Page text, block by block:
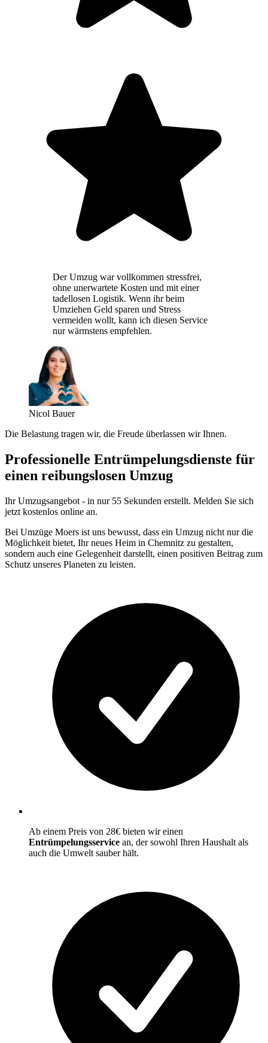
Der Umzug war vollkommen stressfrei,
ohne unerwartete Kosten und mit einer
tadellosen Logistik. Wenn ihr beim
Umziehen Geld sparen und Stress
vermeiden wollt, kann ich diesen Service
nur wärmstens empfehlen.
Nicol Bauer
Die Belastung tragen wir, die Freude überlassen wir Ihnen.
Professionelle Entrümpelungsdienste für
einen reibungslosen Umzug
Ihr Umzugsangebot - in nur 55 Sekunden erstellt. Melden Sie sich
jetzt kostenlos online an.
Bei Umzüge Moers ist uns bewusst, dass ein Umzug nicht nur die
Möglichkeit bietet, Ihr neues Heim in Chemnitz zu gestalten,
sondern auch eine Gelegenheit darstellt, einen positiven Beitrag zum
Schutz unseres Planeten zu leisten.
Ab einem Preis von 28€ bieten wir einen
Entrümpelungsservice an, der sowohl Ihren Haushalt als
auch die Umwelt sauber hält.